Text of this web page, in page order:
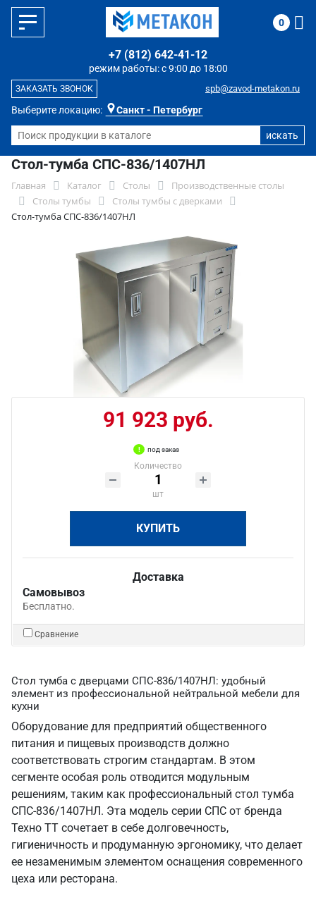
Выберите локацию: Санкт - Петербург
режим работы: с 9:00 до 18:00
+7 (812) 642-41-12
spb@zavod-metakon.ru
ЗАКАЗАТЬ ЗВОНОК
0
Стол-тумба СПС-836/1407НЛ
Главная Каталог Столы
Производственные столы
Столы тумбы
Столы тумбы с дверками
Стол-тумба СПС-836/1407НЛ
91 923 руб.
под заказ
Количество
шт
КУПИТЬ
Доставка
Самовывоз
Бесплатно.
Сравнение
Стол тумба с дверцами СПС-836/1407НЛ: удобный
элемент из профессиональной нейтральной мебели для
кухни
Оборудование для предприятий общественного
питания и пищевых производств должно
соответствовать строгим стандартам. В этом
сегменте особая роль отводится модульным
решениям, таким как профессиональный стол тумба
СПС-836/1407НЛ. Эта модель серии СПС от бренда
Техно ТТ сочетает в себе долговечность,
гигиеничность и продуманную эргономику, что делает
ее незаменимым элементом оснащения современного
цеха или ресторана.